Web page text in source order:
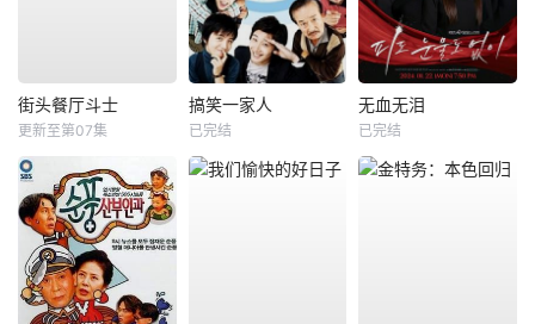
街头餐厅斗士
更新至第07集
搞笑一家人
已完结
无血无泪
已完结